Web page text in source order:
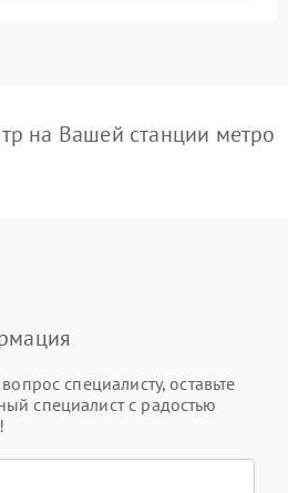
на Вашей станции метро
специалисту, оставьте
специалист с радостью